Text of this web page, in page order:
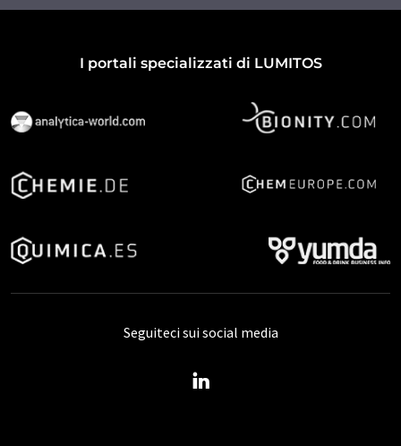
I portali specializzati di LUMITOS
Seguiteci sui social media